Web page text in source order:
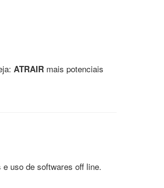
ATRAIR mais potenciais
uso de softwares off line.